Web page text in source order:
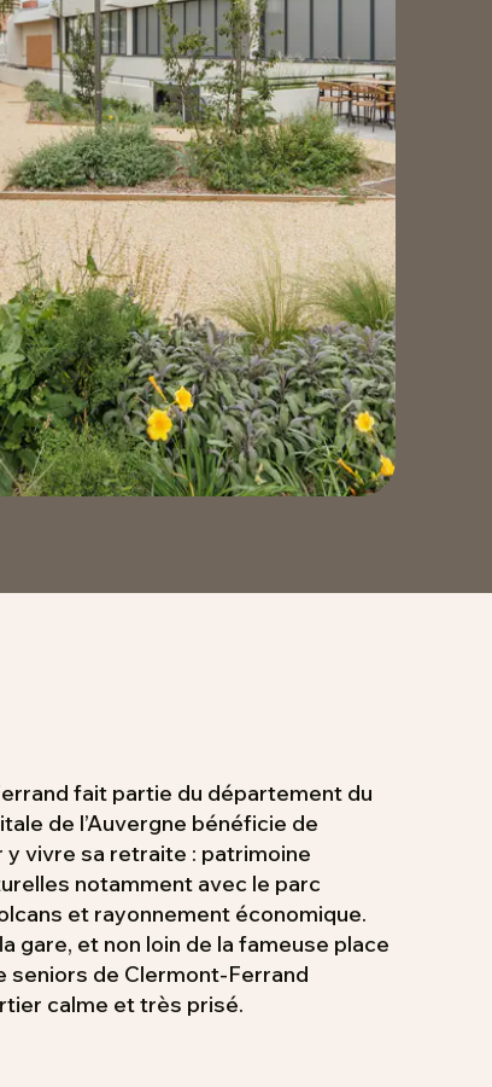
fait partie du département du
de l’Auvergne bénéficie de
vivre sa retraite : patrimoine
notamment avec le parc
et rayonnement économique.
gare, et non loin de la fameuse place
seniors de Clermont-Ferrand
calme et très prisé.